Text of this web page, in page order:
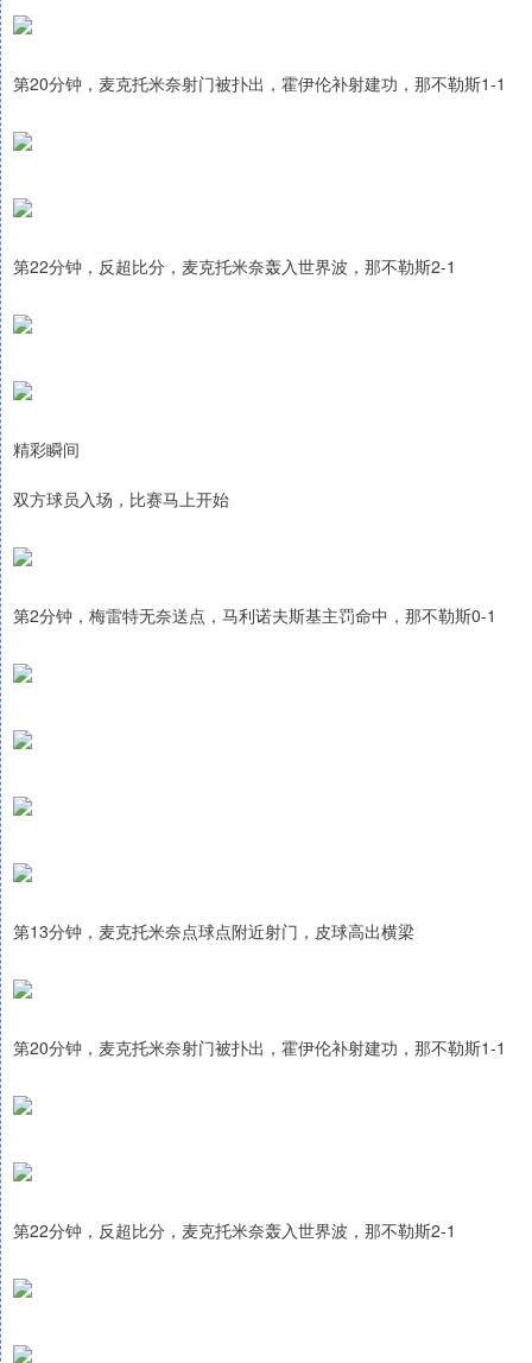
第20分钟，麦克托米奈射门被扑出，霍伊伦补射建功，那不勒斯1-1
第22分钟，反超比分，麦克托米奈轰入世界波，那不勒斯2-1
精彩瞬间
双方球员入场，比赛马上开始
第2分钟，梅雷特无奈送点，马利诺夫斯基主罚命中，那不勒斯0-1
第13分钟，麦克托米奈点球点附近射门，皮球高出横梁
第20分钟，麦克托米奈射门被扑出，霍伊伦补射建功，那不勒斯1-1
第22分钟，反超比分，麦克托米奈轰入世界波，那不勒斯2-1